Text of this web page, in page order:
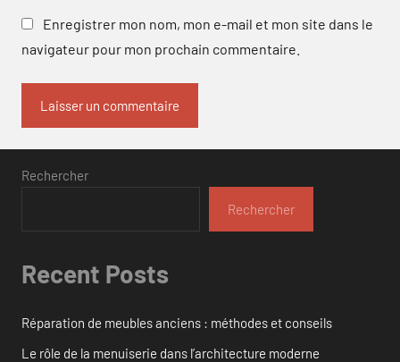
Enregistrer mon nom, mon e-mail et mon site dans le
navigateur pour mon prochain commentaire.
Rechercher
Rechercher
Recent Posts
Réparation de meubles anciens : méthodes et conseils
Le rôle de la menuiserie dans l’architecture moderne